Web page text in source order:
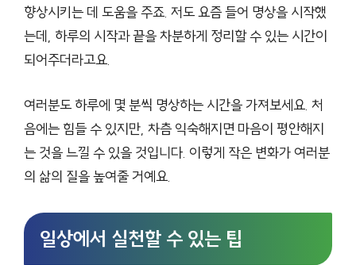
향상시키는 데 도움을 주죠. 저도 요즘 들어 명상을 시작했
는데, 하루의 시작과 끝을 차분하게 정리할 수 있는 시간이
되어주더라고요.
여러분도 하루에 몇 분씩 명상하는 시간을 가져보세요. 처
음에는 힘들 수 있지만, 차츰 익숙해지면 마음이 평안해지
는 것을 느낄 수 있을 것입니다. 이렇게 작은 변화가 여러분
의 삶의 질을 높여줄 거예요.
일상에서 실천할 수 있는 팁